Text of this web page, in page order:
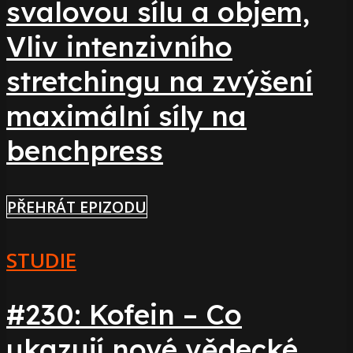
svalovou sílu a objem,
Vliv intenzivního
stretchingu na zvýšení
maximální síly na
benchpress
PŘEHRÁT EPIZODU
STUDIE
#230: Kofein – Co